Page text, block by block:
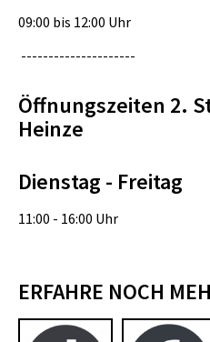
09:00 bis 12:00 Uhr
---------------------
Öffnungszeiten 2.
Heinze
Dienstag - Freitag
11:00 - 16:00 Uhr
ERFAHRE NOCH